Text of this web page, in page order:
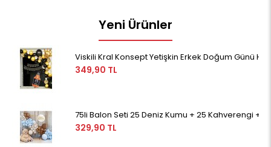
Yeni Ürünler
Viskili Kral Konsept Yetişkin Erkek Doğum Günü
349,90 TL
75li Balon Seti 25 Deniz Kumu + 25 Kahverengi +
329,90 TL